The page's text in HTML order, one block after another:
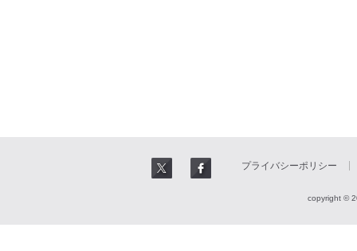
プライバシーポリシー
copyright ©